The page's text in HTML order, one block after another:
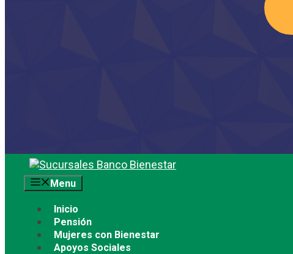
Saltar
contenidoMenu
Inicio
Pensión
Mujeres con Bienestar
Apoyos Sociales